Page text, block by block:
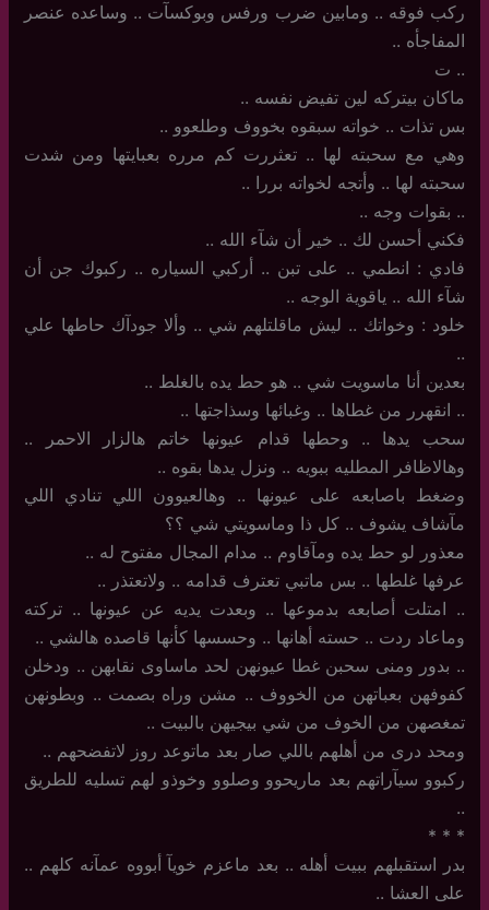
ركب فوقه .. ومابين ضرب ورفس وبوكسآت .. وساعده عنصر
المفاجأه ..
..‏ ت
ماكان بيتركه لين تفيض نفسه ..
بس تذات ‏.. خواته سبقوه بخووف وطلعوو ..
وهي مع سحبته لها .. تعثررت كم مرره بعبايتها ومن شدت
سحبته لها .. وأتجه لخواته بررا ..
..‏ بقوات وجه ..
فكني أحسن لك .. خير أن شآء الله ..
فادي : انطمي .. على تبن .. أركبي السياره .. ركبوك جن أن
شآء الله .. ياقوية الوجه ..
خلود : وخواتك .. ليش ماقلتلهم شي .. وألا جودآك حاطها علي
..
بعدين أنا ماسويت شي .. هو حط يده بالغلط ..
..‏ انقهرر من غطاها .. وغبائها وسذاجتها ..
سحب يدها .. وحطها قدام عيونها خاتم هالزار الاحمر ..
وهالاظافر المطليه ببويه .. ونزل يدها بقوه ..
وضغط باصابعه على عيونها ‏.. وهالعيوون اللي تنادي اللي
مآشاف يشوف .. كل ذا وماسويتي شي ؟؟
معذور لو حط يده ومآقاوم .. مدام المجال مفتوح له ..
عرفها غلطها ‏.. بس ماتبي تعترف قدامه .. ولاتعتذر ..
‏.. امتلت أصابعه بدموعها .. وبعدت يديه عن عيونها .. تركته
وماعاد ردت .. حسته أهانها .. وحسسها كأنها قاصده هالشي ..
..‏ بدور ومنى سحبن غطا عيونهن لحد ماساوى نقابهن .. ودخلن
كفوفهن بعباتهن من الخووف .. مشن وراه بصمت .. وبطونهن
تمغصهن من الخوف من شي بيجيهن بالبيت ..
ومحد درى من أهلهم باللي صار بعد ماتوعد روز لاتفضحهم ..
ركبوو سيآراتهم بعد ماريحوو وصلوو وخوذو لهم تسليه للطريق
..
‏*‏ * *
بدر استقبلهم ببيت أهله .. بعد ماعزم خويآ أبووه عمآنه كلهم ..
على العشا ..